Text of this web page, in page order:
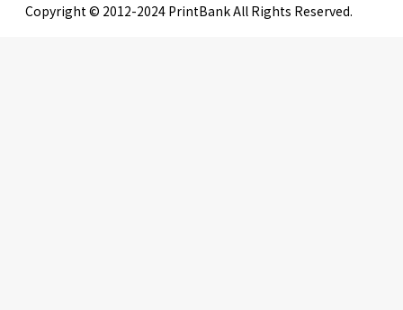
Copyright © 2012-2024 PrintBank All Rights Reserved.